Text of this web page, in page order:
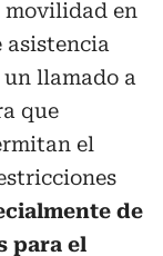
en
asistencia
llamado a
que
el
de
para el